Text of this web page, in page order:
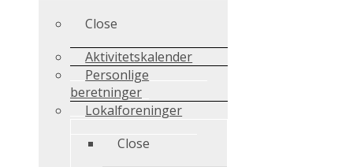
Close
Aktivitetskalender
Personlige
beretninger
Lokalforeninger
Close